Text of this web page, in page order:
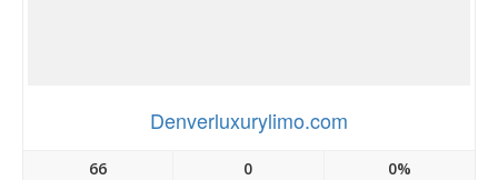
Denverluxurylimo.com
66 0 0%